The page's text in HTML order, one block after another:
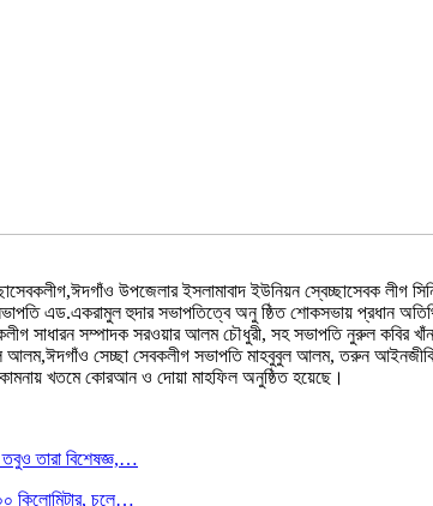
উপজেলার ইসলামাবাদ ইউনিয়ন স্বেচ্ছাসেবক
এড.একরামুল হুদার সভাপতিত্বে অনু ষ্ঠিত শোকসভায় প্রধান
সাধারন সম্পাদক সরওয়ার আলম চৌধুরী, সহ সভাপতি নুরুল কবির
সেচ্ছা সেবকলীগ সভাপতি মাহবুবুল আলম, তরুন আইনজীবি
খতমে কোরআন ও দোয়া মাহফিল অনুষ্ঠিত হয়েছে।
তবুও তারা বিশেষজ্ঞ,…
কিলোমিটার, চলে…